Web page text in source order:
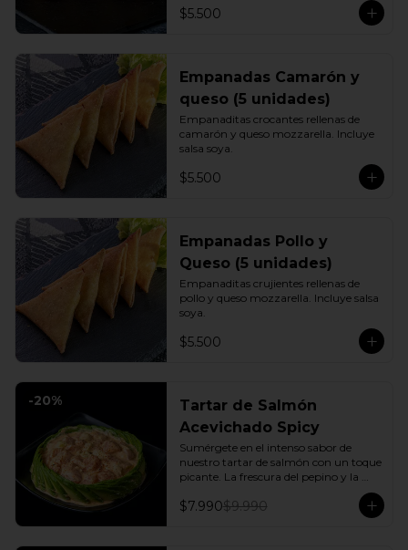
$5.500
Empanadas Camarón y
queso (5 unidades)
Empanaditas crocantes rellenas de
camarón y queso mozzarella. Incluye
salsa soya.
$5.500
Empanadas Pollo y
Queso (5 unidades)
Empanaditas crujientes rellenas de
pollo y queso mozzarella. Incluye salsa
soya.
$5.500
-20%
Tartar de Salmón
Acevichado Spicy
Sumérgete en el intenso sabor de
nuestro tartar de salmón con un toque
picante. La frescura del pepino y la
suavidad de la palta se combinan con
la explosión de la salsa spicy, creando
un plato vibrante y lleno de sabor que
$7.990$9.990